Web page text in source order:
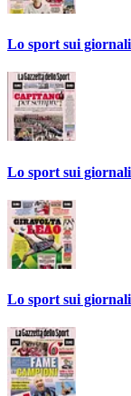
Lo sport sui
Lo sport sui
Lo sport sui